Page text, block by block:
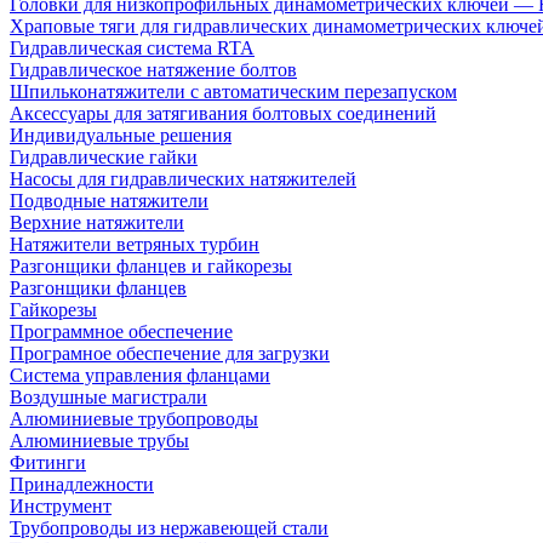
Головки для низкопрофильных динамометрических ключей —
Храповые тяги для гидравлических динамометрических
Гидравлическая система RTA
Гидравлическое натяжение болтов
Шпильконатяжители с автоматическим перезапуском
Аксессуары для затягивания болтовых соединений
Индивидуальные решения
Гидравлические гайки
Насосы для гидравлических натяжителей
Подводные натяжители
Верхние натяжители
Натяжители ветряных турбин
Разгонщики фланцев и гайкорезы
Разгонщики фланцев
Гайкорезы
Программное обеспечение
Програмное обеспечение для загрузки
Система управления фланцами
Воздушные магистрали
Алюминиевые трубопроводы
Алюминиевые трубы
Фитинги
Принадлежности
Инструмент
Трубопроводы из нержавеющей стали